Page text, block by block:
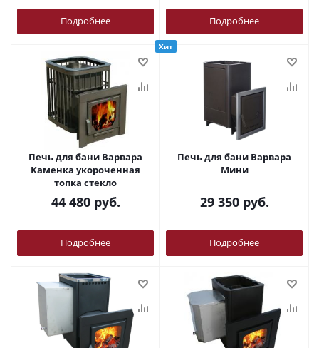
Подробнее Подробнее
Печь для бани Варвара
Каменка укороченная
топка стекло
44 480руб.
Подробнее
Хит
Печь для бани Варвара
Мини
29 350руб.
Подробнее